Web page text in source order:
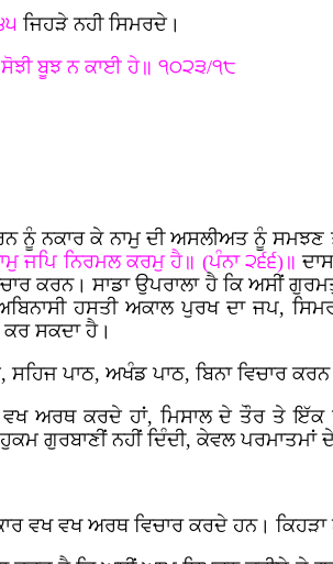
ਜਿਹੜੇ ਨਹੀ ਸਿਮਰਦੇ।
ਬੂਝ ਨ ਕਾਈ ਹੇ॥ ੧੦੨੩/੧੮
ਨੂੰ ਨਕਾਰ ਕੇ ਨਾਮੁ ਦੀ ਅਸਲੀਅਤ ਨੂੰ
ਜਪਿ ਨਿਰਮਲ ਕਰਮੁ ਹੈ॥ (ਪੰਨਾ ੨੬੬)॥
ਕਰਨ। ਸਾਡਾ ਉਪਰਾਲਾ ਹੈ ਕਿ ਅਸੀਂ
ਹਸਤੀ ਅਕਾਲ ਪੁਰਖ ਦਾ ਜਪ,
ਸਕਦਾ ਹੈ।
ਸਹਿਜ ਪਾਠ, ਅਖੰਡ ਪਾਠ, ਬਿਨਾ ਵਿਚਾਰ
ਅਰਥ ਕਰਦੇ ਹਾਂ, ਮਿਸਾਲ ਦੇ ਤੌਰ ਤੇ ਇੱਕ
ਗੁਰਬਾਣੀਂ ਨਹੀਂ ਦਿੰਦੀ, ਕੇਵਲ ਪਰਮਾਤਮਾਂ
ਵਖ ਵਖ ਅਰਥ ਵਿਚਾਰ ਕਰਦੇ ਹਨ। ਕਿਹੜਾ